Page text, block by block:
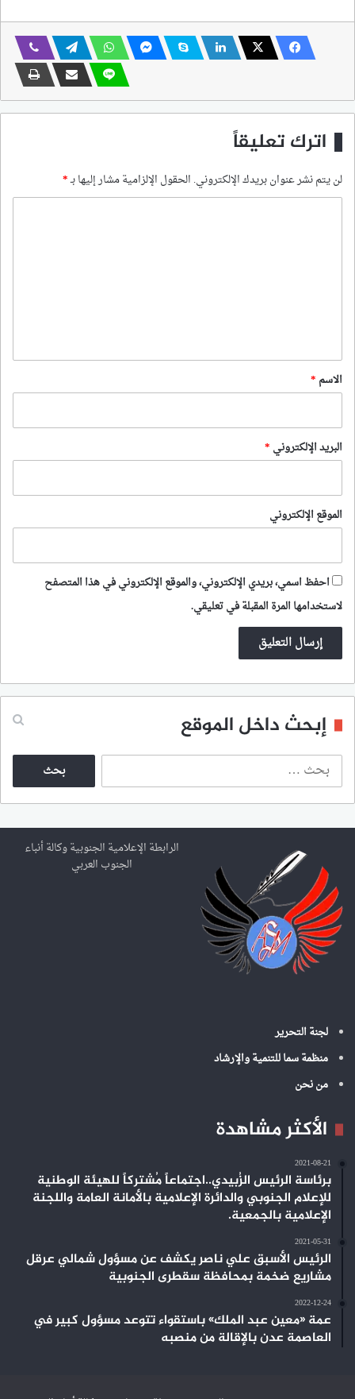
اترك تعليقاً
لن يتم نشر عنوان بريدك الإلكتروني. الحقول الإلزامية مشار إليها بـ*
*
الاسم *
البريد الإلكتروني *
الموقع الإلكتروني
احفظ اسمي، بريدي الإلكتروني، والموقع الإلكتروني في هذا المتصفح
لاستخدامها المرة المقبلة في تعليقي.
إبحث داخل الموقع
ث
ع
ن
الرابطة الإعلامية الجنوبية وكالة أنباء
الجنوب العربي
لجنة التحرير
منظمة سما للتنمية والإرشاد
من نحن
الأكثر مشاهدة
2021-08-21
برئاسة الرئيس الزُبيدي..اجتماعاً مُشتركاً للهيئة الوطنية
للإعلام الجنوبي والدائرة الإعلامية بالأمانة العامة واللجنة
الإعلامية بالجمعية.
2021-05-31
الرئيس الأسبق علي ناصر يكشف عن مسؤول شمالي عرقل
مشاريع ضخمة بمحافظة سقطرى الجنوبية
2022-12-24
عمة «معين عبد الملك» باستقواء تتوعد مسؤول كبير في
العاصمة عدن بالإقالة من منصبه